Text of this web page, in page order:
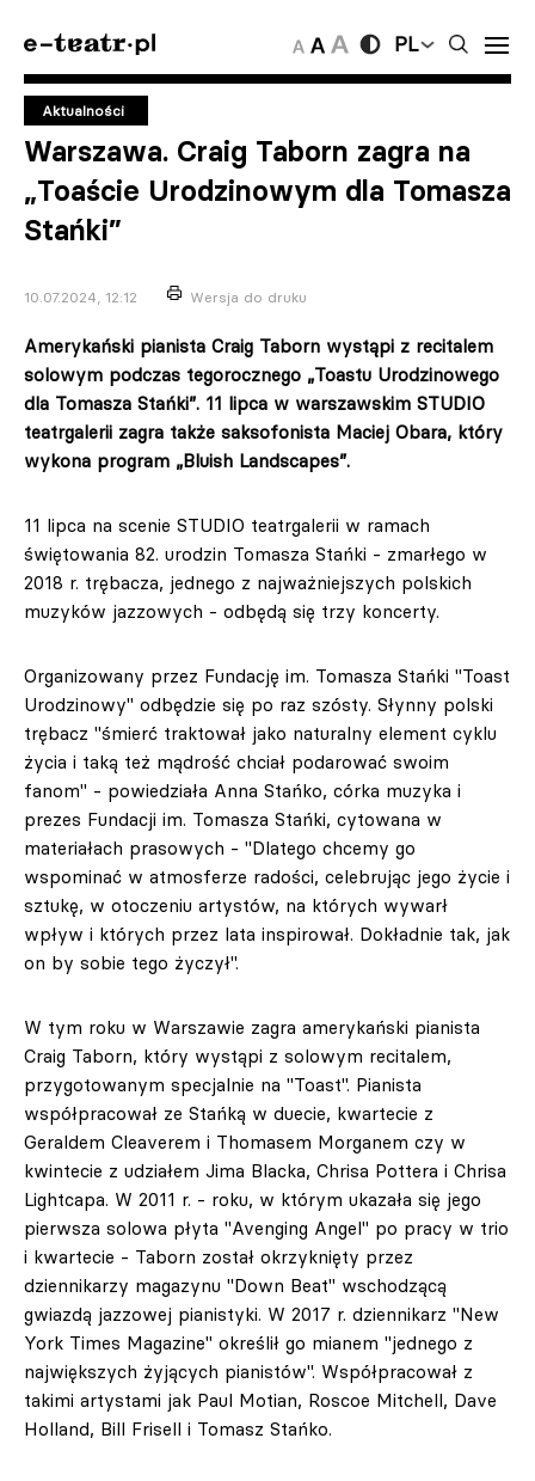
PL
Aktualności
Warszawa. Craig Taborn zagra na
„Toaście Urodzinowym dla Tomasza
Stańki”
10.07.2024, 12:12 Wersja do druku
Amerykański pianista Craig Taborn wystąpi z recitalem
solowym podczas tegorocznego „Toastu Urodzinowego
dla Tomasza Stańki”. 11 lipca w warszawskim STUDIO
teatrgalerii zagra także saksofonista Maciej Obara, który
wykona program „Bluish Landscapes”.
11 lipca na scenie STUDIO teatrgalerii w ramach
świętowania 82. urodzin Tomasza Stańki - zmarłego w
2018 r. trębacza, jednego z najważniejszych polskich
muzyków jazzowych - odbędą się trzy koncerty.
Organizowany przez Fundację im. Tomasza Stańki "Toast
Urodzinowy" odbędzie się po raz szósty. Słynny polski
trębacz "śmierć traktował jako naturalny element cyklu
życia i taką też mądrość chciał podarować swoim
fanom" - powiedziała Anna Stańko, córka muzyka i
prezes Fundacji im. Tomasza Stańki, cytowana w
materiałach prasowych - "Dlatego chcemy go
wspominać w atmosferze radości, celebrując jego życie i
sztukę, w otoczeniu artystów, na których wywarł
wpływ i których przez lata inspirował. Dokładnie tak, jak
on by sobie tego życzył".
W tym roku w Warszawie zagra amerykański pianista
Craig Taborn, który wystąpi z solowym recitalem,
przygotowanym specjalnie na "Toast". Pianista
współpracował ze Stańką w duecie, kwartecie z
Geraldem Cleaverem i Thomasem Morganem czy w
kwintecie z udziałem Jima Blacka, Chrisa Pottera i Chrisa
Lightcapa. W 2011 r. - roku, w którym ukazała się jego
pierwsza solowa płyta "Avenging Angel" po pracy w trio
i kwartecie - Taborn został okrzyknięty przez
dziennikarzy magazynu "Down Beat" wschodzącą
gwiazdą jazzowej pianistyki. W 2017 r. dziennikarz "New
York Times Magazine" określił go mianem "jednego z
największych żyjących pianistów". Współpracował z
takimi artystami jak Paul Motian, Roscoe Mitchell, Dave
Holland, Bill Frisell i Tomasz Stańko.